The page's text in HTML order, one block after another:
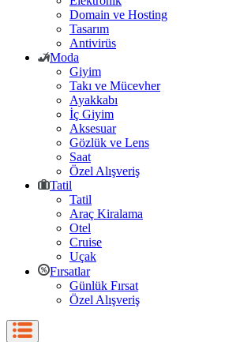
Domain ve Hosting
Tasarım
Antivirüs
Moda
Giyim
Takı ve Mücevher
Ayakkabı
İç Giyim
Aksesuar
Gözlük ve Lens
Saat
Özel Alışveriş
Tatil
Tatil
Araç Kiralama
Otel
Cruise
Uçak
Fırsatlar
Günlük Fırsat
Özel Alışveriş